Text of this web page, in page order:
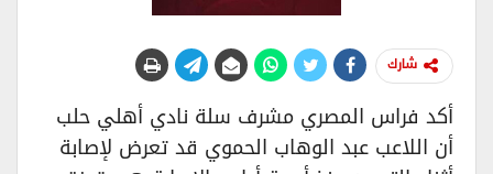
شارك
أكد فراس المصري مشرف سلة نادي أهلي حلب
أن اللاعب عبد الوهاب الحموي قد تعرض لإصابة